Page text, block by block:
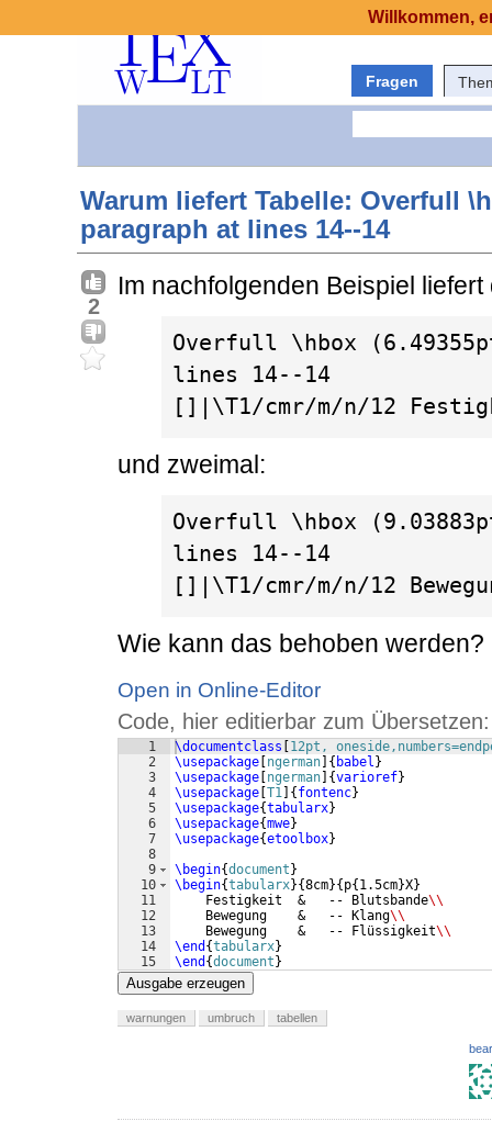
Fragen
Warum liefert Tabelle: Overfull
paragraph at lines 14--14
2
Im nachfolgenden Beispiel
Overfull \hbox
lines 14--14
[]|\T1/cmr/m/n/12
und zweimal:
Overfull \hbox
lines 14--14
[]|\T1/cmr/m/n/12
Wie kann das behoben werden?
Open in Online-Editor
Code, hier editierbar zum Übersetzen:
1
2
3
4
5
6
7
8
9
10
11
12
13
14
15
\documentclass
12pt,
\usepackage ngerman { babel }
\usepackage ngerman {varioref}
\usepackage T1 { fontenc}
\usepackage{tabularx}
\usepackage{mwe}
\usepackage{etoolbox}
\begin{document }
\begin{tabularx}{8cm}{ p{ 1.5cm}X}
    Festigkeit  &   -- Blutsbande
\\
    Bewegung    &   -- Klang
\\
    Bewegung    &   -- Flüssigkeit
\\
\end {tabularx}
\end {document }
Ausgabe erzeugen
warnungen umbruch tabellen
Willkommen,